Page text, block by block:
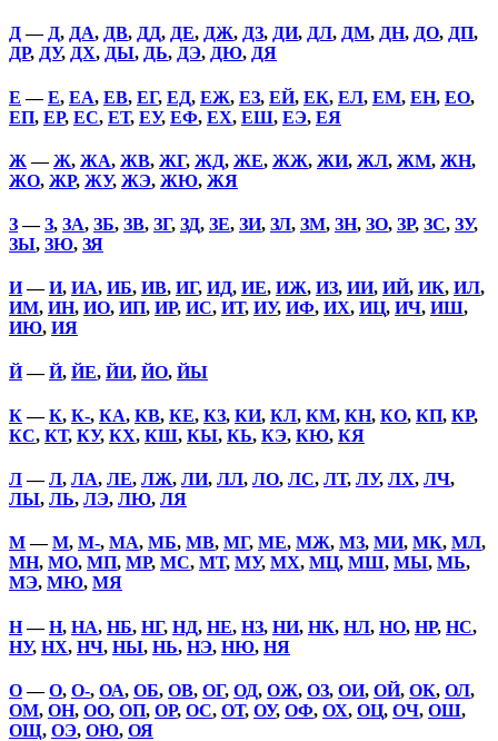
Д— Д, ДА, ДВ, ДД, ДЕ, ДЖ, ДЗ, ДИ, ДЛ, ДМ, ДН, ДО, ДП,
ДР, ДУ, ДХ, ДЫ, ДЬ, ДЭ, ДЮ, ДЯ
Е —Е, ЕА, ЕВ, ЕГ, ЕД, ЕЖ, ЕЗ, ЕЙ, ЕК, ЕЛ, ЕМ, ЕН, ЕО,
ЕП, ЕР, ЕС, ЕТ, ЕУ, ЕФ, ЕХ, ЕШ, ЕЭ, ЕЯ
Ж —Ж, ЖА, ЖВ, ЖГ, ЖД, ЖЕ, ЖЖ, ЖИ, ЖЛ, ЖМ, ЖН,
ЖО, ЖР, ЖУ, ЖЭ, ЖЮ, ЖЯ
З—З, ЗА, ЗБ, ЗВ, ЗГ, ЗД, ЗЕ, ЗИ, ЗЛ, ЗМ, ЗН, ЗО, ЗР, ЗС, ЗУ,
ЗЫ, ЗЮ, ЗЯ
И—И, ИА, ИБ, ИВ, ИГ, ИД, ИЕ, ИЖ, ИЗ, ИИ, ИЙ, ИК, ИЛ,
ИМ, ИН, ИО, ИП, ИР, ИС, ИТ, ИУ, ИФ, ИХ, ИЦ, ИЧ, ИШ,
ИЮ, ИЯ
Й—Й, ЙЕ, ЙИ, ЙО, ЙЫ
К—К, К-, КА, КВ, КЕ, КЗ, КИ, КЛ, КМ, КН, КО, КП, КР,
КС, КТ, КУ, КХ, КШ, КЫ, КЬ, КЭ, КЮ, КЯ
Л—Л, ЛА, ЛЕ, ЛЖ, ЛИ, ЛЛ, ЛО, ЛС, ЛТ, ЛУ, ЛХ, ЛЧ,
ЛЫ, ЛЬ, ЛЭ, ЛЮ, ЛЯ
М—М, М-, МА, МБ, МВ, МГ, МЕ, МЖ, МЗ, МИ, МК, МЛ,
МН, МО, МП, МР, МС, МТ, МУ, МХ, МЦ, МШ, МЫ, МЬ,
МЭ, МЮ, МЯ
Н—Н, НА, НБ, НГ, НД, НЕ, НЗ, НИ, НК, НЛ, НО, НР, НС,
НУ, НХ, НЧ, НЫ, НЬ, НЭ, НЮ, НЯ
О—О, О-, ОА, ОБ, ОВ, ОГ, ОД, ОЖ, ОЗ, ОИ, ОЙ, ОК, ОЛ,
ОМ, ОН, ОО, ОП, ОР, ОС, ОТ, ОУ, ОФ, ОХ, ОЦ, ОЧ, ОШ,
ОЩ, ОЭ, ОЮ, ОЯ